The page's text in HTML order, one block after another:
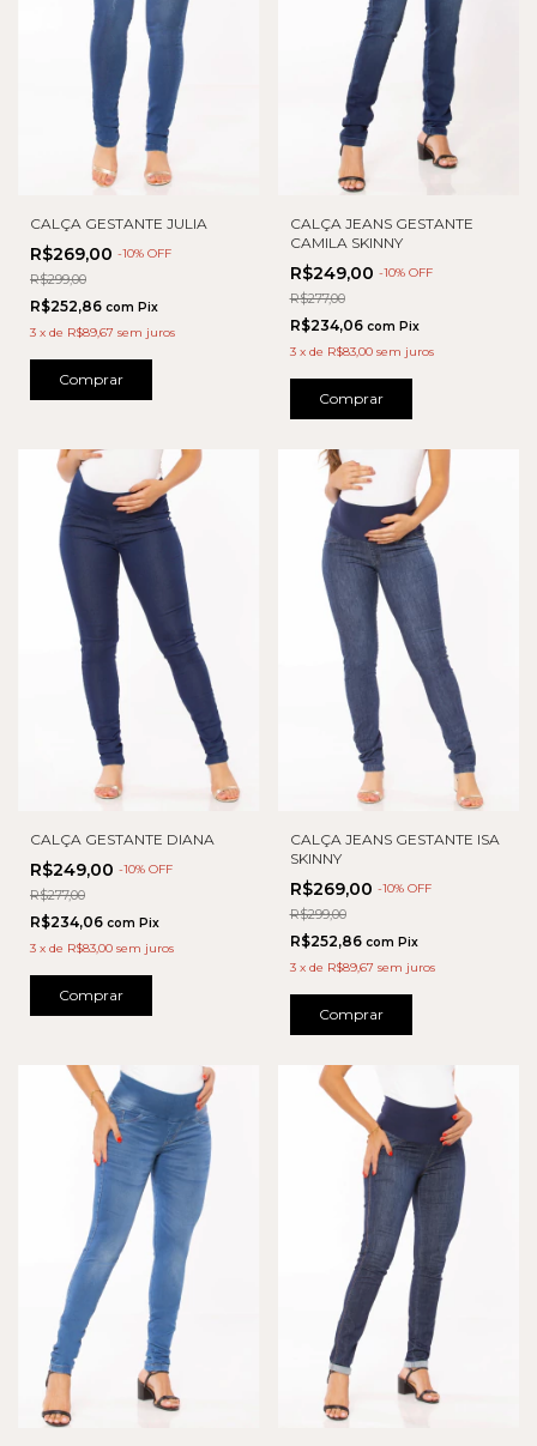
CALÇA GESTANTE JULIA
R$269,00 -10% OFF
R$299,00
R$252,86 com Pix
3 x de R$89,67 sem juros
Comprar
CALÇA JEANS GESTANTE
CAMILA SKINNY
R$249,00 -10% OFF
R$277,00
R$234,06 com Pix
3 x de R$83,00 sem juros
Comprar
CALÇA GESTANTE DIANA
R$249,00 -10% OFF
R$277,00
R$234,06 com Pix
3 x de R$83,00 sem juros
Comprar
CALÇA JEANS GESTANTE ISA
SKINNY
R$269,00 -10% OFF
R$299,00
R$252,86 com Pix
3 x de R$89,67 sem juros
Comprar